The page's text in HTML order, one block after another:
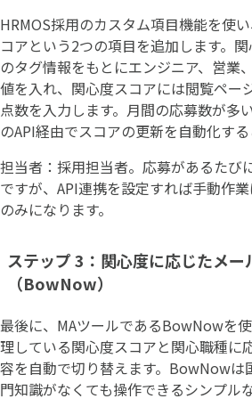
HRMOS採用のカスタム項目機能を使
コアという2つの項目を追加します。
のタグ情報をもとにエンジニア、営業
値を入れ、関心度スコアには閲覧ペー
点数を入力します。月間の応募数が多
のAPI経由でスコアの更新を自動化する
担当者：採用担当者。応募があるたび
ですが、API連携を設定すれば手動作
のみになります。
ステップ 3：関心度に応じたメー
（BowNow）
最後に、MAツールであるBowNowを
理している関心度スコアと関心職種に
容を自動で切り替えます。BowNowは
門知識がなくても操作できるシンプル